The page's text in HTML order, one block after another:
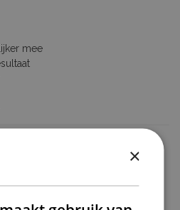
mee
weg met een scherp mesje.
eens goed aan.
×